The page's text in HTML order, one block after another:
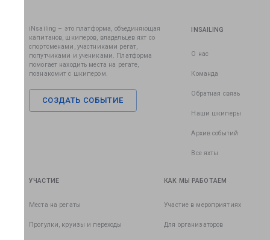
iNsailing – это платформа, объединяющая
капитанов, шкиперов, владельцев яхт со
спортсменами, участниками регат,
попутчиками и учениками. Платформа
помогает находить места на регате,
познакомит с шкипером.
СОЗДАТЬ СОБЫТИЕ
INSAILING
О нас
Команда
Обратная связь
Наши шкиперы
Архив событий
Все яхты
УЧАСТИЕ
Места на регаты
Прогулки, круизы и переходы
КАК МЫ РАБОТАЕМ
Участие в мероприятиях
Для организаторов